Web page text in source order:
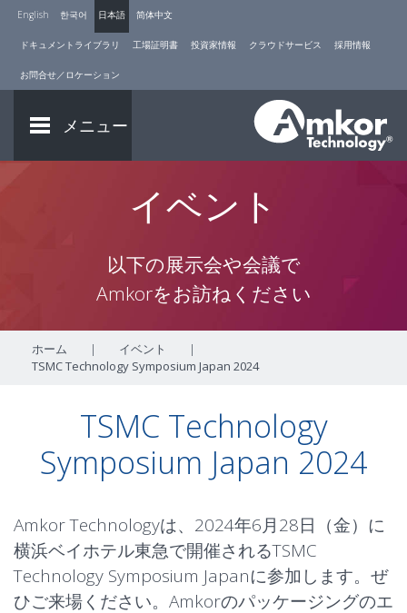
English 한국어 日本語 简体中文
ドキュメントライブラリ 工場証明書 投資家情報 クラウドサービス 採用情報
お問合せ／ロケーション
メニュー
イベント
以下の展示会や会議で
Amkorをお訪ねください
ホーム | イベント
|
TSMC Technology Symposium Japan 2024
TSMC Technology
Symposium Japan 2024
Amkor Technologyは、2024年6月28日（金）に
横浜ベイホテル東急で開催されるTSMC
Technology Symposium Japanに参加します。ぜ
ひご来場ください。Amkorのパッケージングのエ